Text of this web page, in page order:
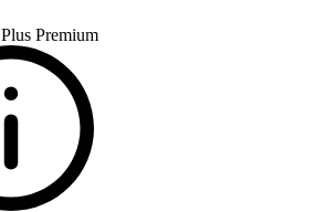
Plus Premium